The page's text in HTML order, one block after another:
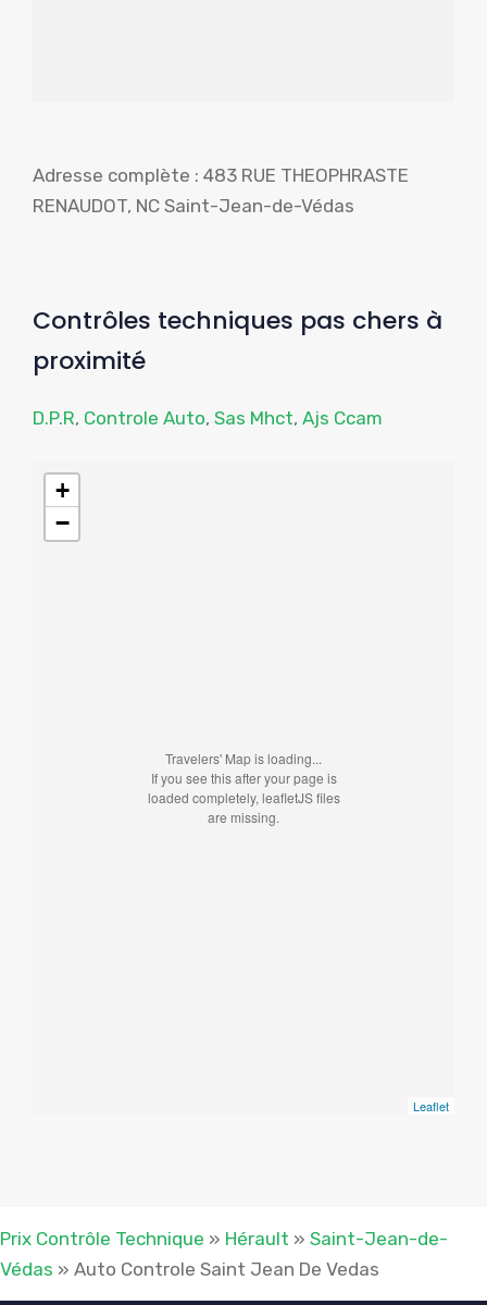
Adresse complète : 483 RUE THEOPHRASTE
RENAUDOT, NC Saint-Jean-de-Védas
Contrôles techniques pas chers à
proximité
D.P.R, Controle Auto, Sas Mhct, Ajs Ccam
Travelers' Map is loading...
If you see this after your page is
loaded completely, leafletJS files
are missing.
+
−
Leaflet
Prix Contrôle Technique » Hérault » Saint-Jean-de-
Védas » Auto Controle Saint Jean De Vedas